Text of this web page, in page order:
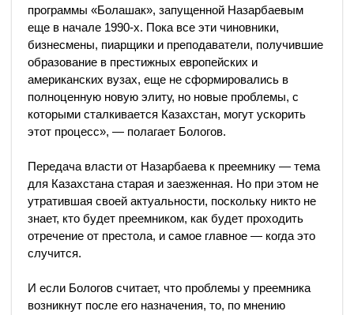
программы «Болашак», запущенной Назарбаевым
еще в начале 1990-х. Пока все эти чиновники,
бизнесмены, пиарщики и преподаватели, получившие
образование в престижных европейских и
американских вузах, еще не сформировались в
полноценную новую элиту, но новые проблемы, с
которыми сталкивается Казахстан, могут ускорить
этот процесс», — полагает Бологов.
Передача власти от Назарбаева к преемнику — тема
для Казахстана старая и заезженная. Но при этом не
утратившая своей актуальности, поскольку никто не
знает, кто будет преемником, как будет проходить
отречение от престола, и самое главное — когда это
случится.
И если Бологов считает, что проблемы у преемника
возникнут после его назначения, то, по мнению